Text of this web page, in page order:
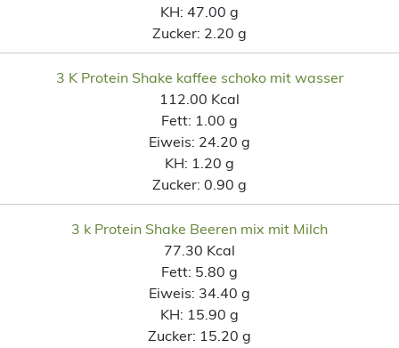
KH: 47.00 g
Zucker: 2.20 g
3 K Protein Shake kaffee schoko mit wasser
112.00 Kcal
Fett: 1.00 g
Eiweis: 24.20 g
KH: 1.20 g
Zucker: 0.90 g
3 k Protein Shake Beeren mix mit Milch
77.30 Kcal
Fett: 5.80 g
Eiweis: 34.40 g
KH: 15.90 g
Zucker: 15.20 g